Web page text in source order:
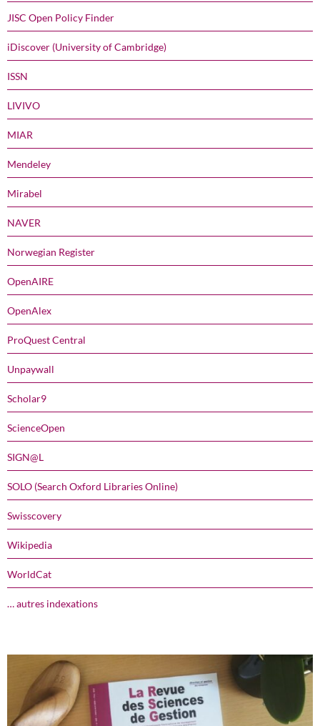
JISC Open Policy Finder
iDiscover (University of Cambridge)
ISSN
LIVIVO
MIAR
Mendeley
Mirabel
NAVER
Norwegian Register
OpenAIRE
OpenAlex
ProQuest Central
Unpaywall
Scholar9
ScienceOpen
SIGN@L
SOLO (Search Oxford Libraries Online)
Swisscovery
Wikipedia
WorldCat
… autres indexations